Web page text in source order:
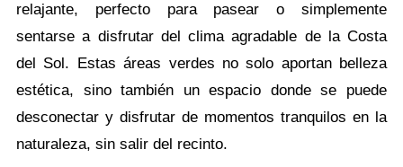
relajante, perfecto para pasear o simplemente
sentarse a disfrutar del clima agradable de la Costa
del Sol. Estas áreas verdes no solo aportan belleza
estética, sino también un espacio donde se puede
desconectar y disfrutar de momentos tranquilos en la
naturaleza, sin salir del recinto.